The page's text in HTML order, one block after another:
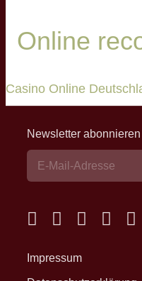
Online
Casino Online
Newsletter abonnieren
Impressum